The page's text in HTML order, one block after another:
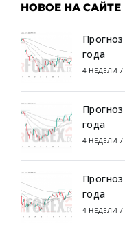
НОВОЕ НА САЙТЕ
года
4 НЕДЕЛИ /
года
4 НЕДЕЛИ /
года
4 НЕДЕЛИ /